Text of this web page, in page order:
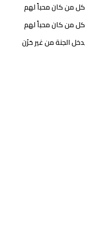
كل من كان محباً لهم
كل من كان محباً لهم
الجنة من غير حَزَن